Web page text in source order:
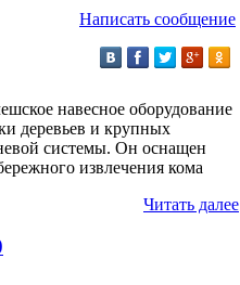
Написать сообщение
навесное оборудование
деревьев и крупных
системы. Он оснащен
извлечения кома
Читать далее